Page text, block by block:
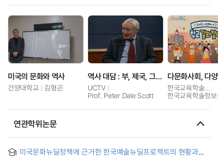
미국의 문화와 역사
건양대학교 김형곤
역사 대담 : 부, 제국, 그리고 미국의 미래
UCTV
Prof. Peter Dale Scott
한국교육학술정보원
한국교육학술정
연관학위논문
미국문화뉴딜정책에 근거한 한국예술뉴딜프로젝트의 현황과